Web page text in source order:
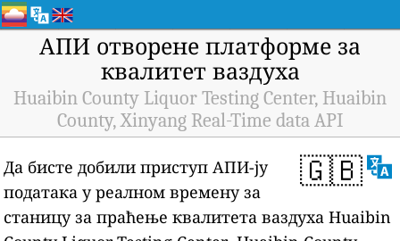
АПИ отворене платформе за
квалитет ваздуха
Huaibin County Liquor Testing Center, Huaibin
County, Xinyang Real-Time data API
🇬🇧
Да бисте добили приступ АПИ-ју
података у реалном времену за
станицу за праћење квалитета ваздуха Huaibin